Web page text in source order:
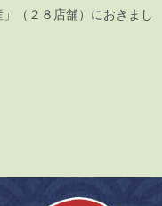
（２８店舗）におきまし